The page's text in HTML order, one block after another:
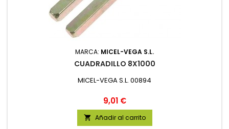
MARCA: MICEL-VEGA S.L.
CUADRADILLO 8X1000
MICEL-VEGA S.L. 00894
Precio
9,01 €
 Añadir al carrito